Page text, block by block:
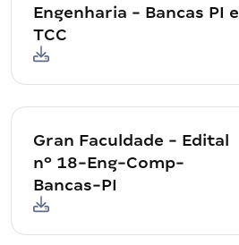
Engenharia - Bancas PI e
TCC
Gran Faculdade - Edital
nº 18-Eng-Comp-
Bancas-PI